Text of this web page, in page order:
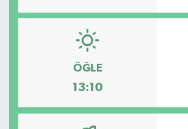
ÖĞLE
13:10
TURİZM
MAGAZİN
VEFAT